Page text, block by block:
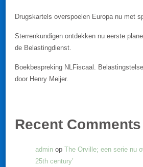
Drugskartels overspoelen Europa nu met
Sterrenkundigen ontdekken nu eerste
de Belastingdienst.
Boekbespreking NLFiscaal.
door Henry Meijer.
Recent Comments
admin op The Orville; een serie nu
25th century’